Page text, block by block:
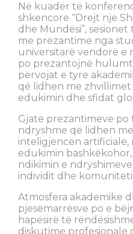
Në kuadër të
shkencore “Drejt një
dhe Mundësi”,
me prezantime nga
universitarë vendorë e
po prezantojnë
përvojat e tyre
që lidhen me
edukimin dhe sfidat
Gjatë prezantimeve
ndryshme që lidhen
inteligjencën artificiale,
edukimin
ndikimin e
individit dhe
Atmosfera akademike
pjesëmarrësve po e
hapësirë të
diskutime profesionale